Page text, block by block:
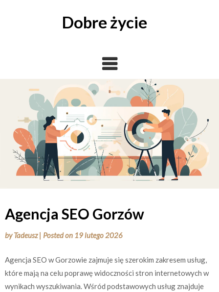
Dobre życie
Agencja SEO Gorzów
byTadeusz | Posted on 19 lutego 2026
Agencja SEO w Gorzowie zajmuje się szerokim zakresem usług,
które mają na celu poprawę widoczności stron internetowych w
wynikach wyszukiwania. Wśród podstawowych usług znajduje